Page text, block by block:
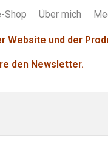
Shop Über mich
Website und der
den Newsletter.